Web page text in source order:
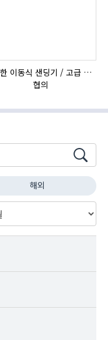
강력한 이동식 샌딩기 / 고급 이태리 IBIX샌드블라스터
협의
해외